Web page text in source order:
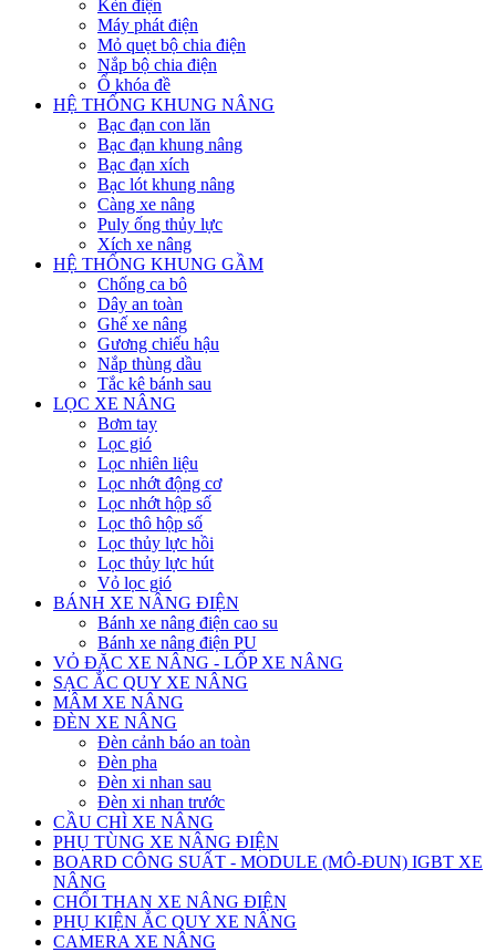
Kèn điện
Máy phát điện
Mỏ quẹt bộ chia điện
Nắp bộ chia điện
Ổ khóa đề
HỆ THỐNG KHUNG NÂNG
Bạc đạn con lăn
Bạc đạn khung nâng
Bạc đạn xích
Bạc lót khung nâng
Càng xe nâng
Puly ống thủy lực
Xích xe nâng
HỆ THỐNG KHUNG GẦM
Chống ca bô
Dây an toàn
Ghế xe nâng
Gương chiếu hậu
Nắp thùng dầu
Tắc kê bánh sau
LỌC XE NÂNG
Bơm tay
Lọc gió
Lọc nhiên liệu
Lọc nhớt động cơ
Lọc nhớt hộp số
Lọc thô hộp số
Lọc thủy lực hồi
Lọc thủy lực hút
Vỏ lọc gió
BÁNH XE NÂNG ĐIỆN
Bánh xe nâng điện cao su
Bánh xe nâng điện PU
VỎ ĐẶC XE NÂNG - LỐP XE NÂNG
SẠC ẮC QUY XE NÂNG
MÂM XE NÂNG
ĐÈN XE NÂNG
Đèn cảnh báo an toàn
Đèn pha
Đèn xi nhan sau
Đèn xi nhan trước
CẦU CHÌ XE NÂNG
PHỤ TÙNG XE NÂNG ĐIỆN
BOARD CÔNG SUẤT - MODULE (MÔ-ĐUN) IGBT XE
NÂNG
CHỔI THAN XE NÂNG ĐIỆN
PHỤ KIỆN ẮC QUY XE NÂNG
CAMERA XE NÂNG